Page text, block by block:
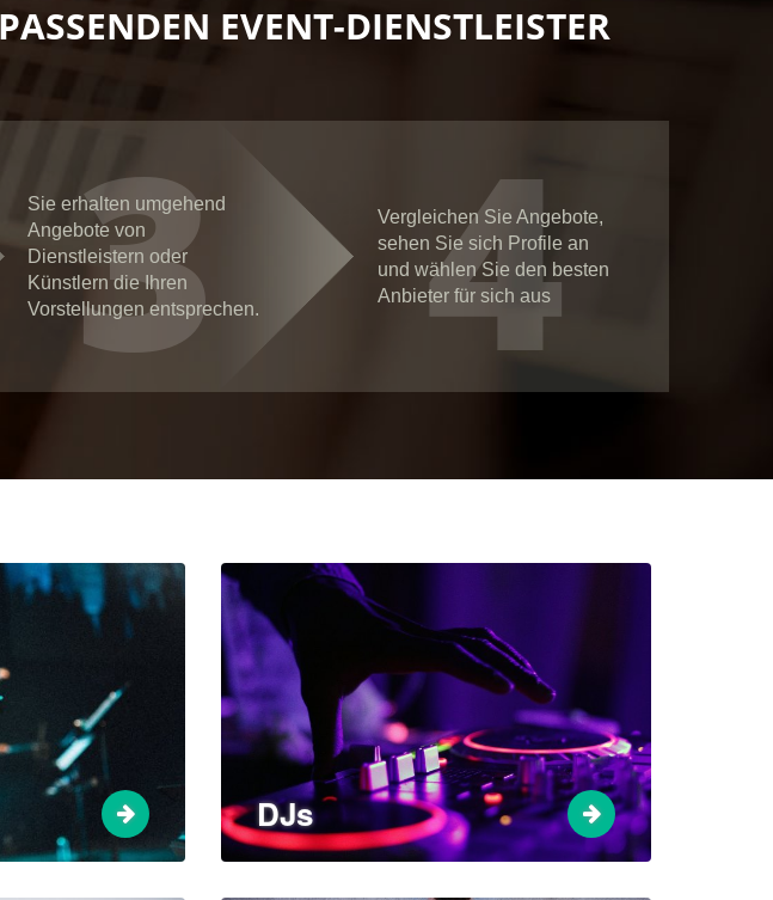
EVENT-DIENSTLEISTER
3
Sie erhalten umgehend
Angebote von
Dienstleistern oder
Künstlern die Ihren
Vorstellungen entsprechen.
4
Vergleichen Sie Angebote,
sehen Sie sich Profile an
und wählen Sie den besten
Anbieter für sich aus
DJs